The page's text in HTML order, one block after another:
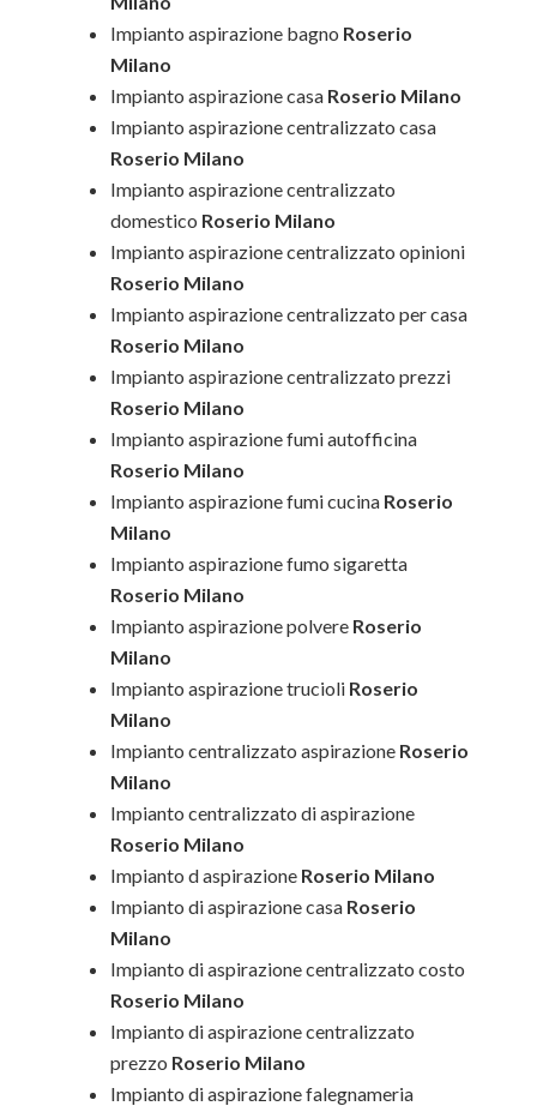
Impianto aspirazione bagno Roserio
Milano
Impianto aspirazione casa Roserio Milano
Impianto aspirazione centralizzato casa
Roserio Milano
Impianto aspirazione centralizzato
domestico Roserio Milano
Impianto aspirazione centralizzato opinioni
Roserio Milano
Impianto aspirazione centralizzato per casa
Roserio Milano
Impianto aspirazione centralizzato prezzi
Roserio Milano
Impianto aspirazione fumi autofficina
Roserio Milano
Impianto aspirazione fumi cucina Roserio
Milano
Impianto aspirazione fumo sigaretta
Roserio Milano
Impianto aspirazione polvere Roserio
Milano
Impianto aspirazione trucioli Roserio
Milano
Impianto centralizzato aspirazione Roserio
Milano
Impianto centralizzato di aspirazione
Roserio Milano
Impianto d aspirazione Roserio Milano
Impianto di aspirazione casa Roserio
Milano
Impianto di aspirazione centralizzato costo
Roserio Milano
Impianto di aspirazione centralizzato
prezzo Roserio Milano
Impianto di aspirazione falegnameria